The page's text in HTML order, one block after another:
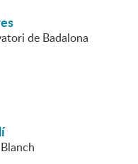
de Badalona